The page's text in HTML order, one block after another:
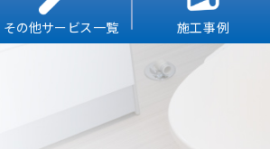
その他サービス一覧 施工事例